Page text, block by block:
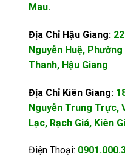
Mau.
Địa Chỉ Hậu Giang:
Nguyễn Huệ, Phường
Thanh, Hậu Giang
Địa Chỉ Kiên Giang:
Nguyễn Trung Trực,
Lạc, Rạch Giá, Kiên
Điện Thoại: